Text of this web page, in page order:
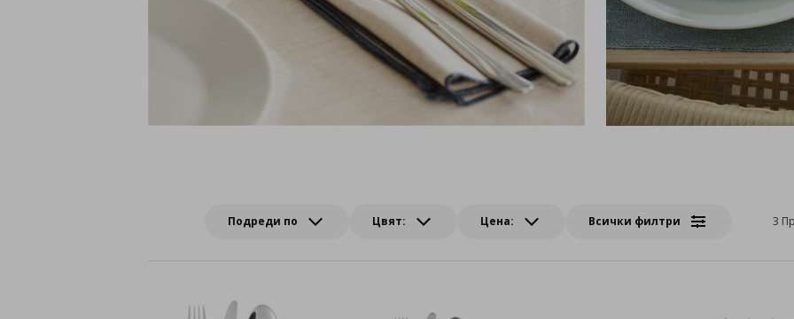
Подреди по Цвят: Цена: Всички филтри 3